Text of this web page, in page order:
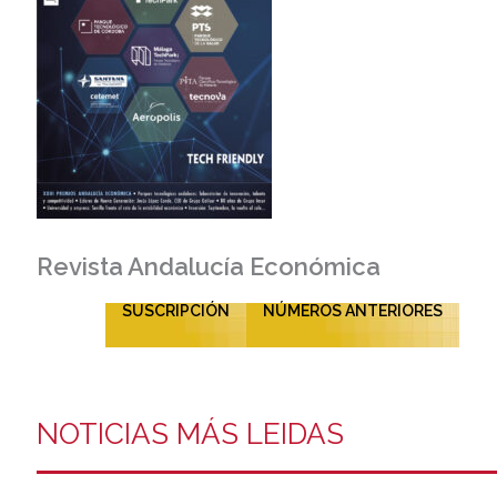
Revista Andalucía Económica
SUSCRIPCIÓN NÚMEROS ANTERIORES
NOTICIAS MÁS LEIDAS